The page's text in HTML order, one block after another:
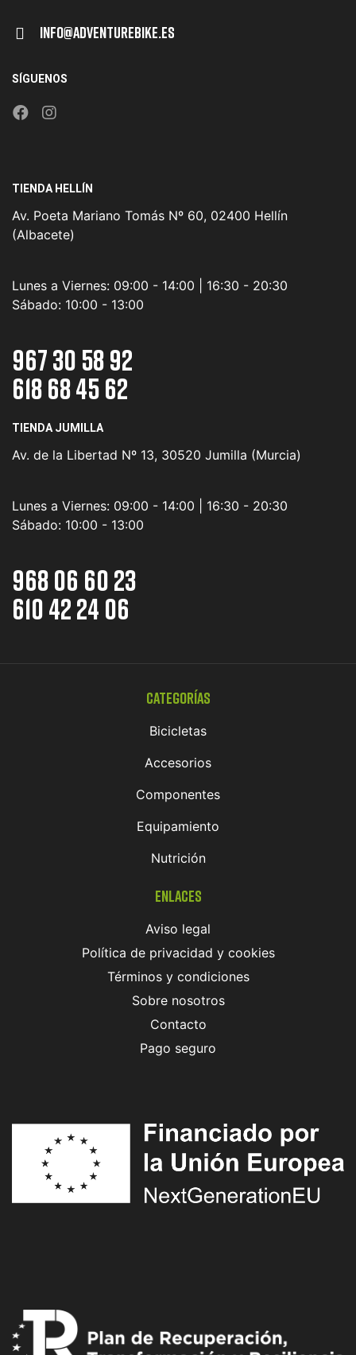
Info@adventurebike.es
SÍGUENOS
TIENDA HELLÍN
Av. Poeta Mariano Tomás Nº 60, 02400 Hellín
(Albacete)
Lunes a Viernes: 09:00 - 14:00 | 16:30 - 20:30
Sábado: 10:00 - 13:00
967 30 58 92
618 68 45 62
TIENDA JUMILLA
Av. de la Libertad Nº 13, 30520 Jumilla (Murcia)
Lunes a Viernes: 09:00 - 14:00 | 16:30 - 20:30
Sábado: 10:00 - 13:00
968 06 60 23
610 42 24 06
Categorías
Bicicletas
Accesorios
Componentes
Equipamiento
Nutrición
Enlaces
Aviso legal
Política de privacidad y cookies
Términos y condiciones
Sobre nosotros
Contacto
Pago seguro